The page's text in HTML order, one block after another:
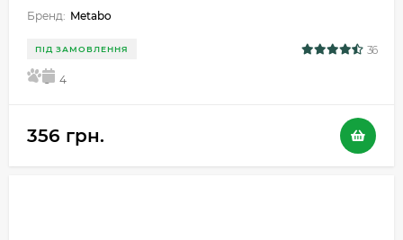
Бренд: Metabo
ПІД ЗАМОВЛЕННЯ 36
5 4
356 грн.